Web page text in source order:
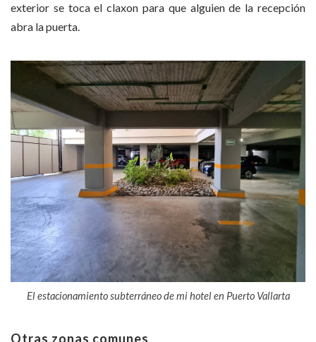
exterior se toca el claxon para que alguien de la recepción
abra la puerta.
El estacionamiento subterráneo de mi hotel en Puerto Vallarta
Otras zonas comunes